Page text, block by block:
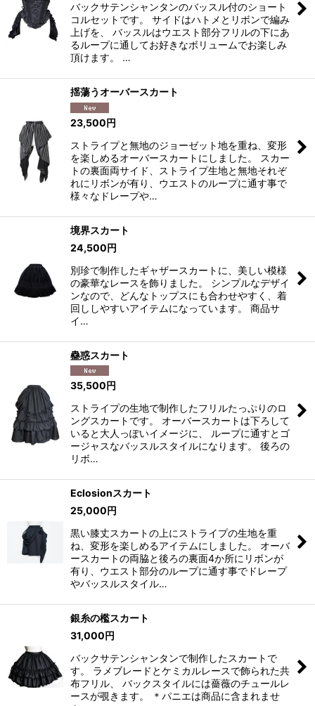
バックサテンシャンタンのバッスル付のショート
コルセットです。 サイドはハトメとリボンで編み
上げを、 バッスルはウエスト部分フリルの下にあ
るループに通してお好きなボリュームでお楽しみ
頂けます。 …
揺蕩うオーバースカート
23,500円
ストライプと無地のジョーゼット地を重ね、変形
を楽しめるオーバースカートにしました。 スカー
トの裏面両サイド、ストライプ生地と無地それぞ
れにリボンが有り、ウエストのループに通す事で
様々なドレープや…
境界スカート
24,500円
別珍で制作したギャザースカートに、美しい模様
の豪華なレースを飾りました。 シンプルなデザイ
ンなので、どんなトップスにも合わせやすく、着
回ししやすいアイテムになっています。 商品サ
イ…
蠱惑スカート
35,500 円
ストライプの生地で制作したフリルたっぷりのロ
ングスカートです。 オーバースカートは下ろして
いると大人っぽいイメージに、 ループに通すとゴ
ージャスなバッスルスタイルになります。 後ろの
リボ…
Eclosionスカート
25,000 円
黒い膝丈スカートの上にストライプの生地を重
ね、変形を楽しめるアイテムにしました。 オーバ
ースカートの両脇と後ろの裏面4か所にリボンが
有り、ウエスト部分のループに通す事でドレープ
やバッスルスタイル…
銀糸の檻スカート
31,000 円
バックサテンシャンタンで制作したスカートで
す。 ラメブレードとケミカルレースで飾られた共
布フリル、 バックスタイルには薔薇のチュールレ
ースが覗きます。 ＊パニエは商品に含まれませ